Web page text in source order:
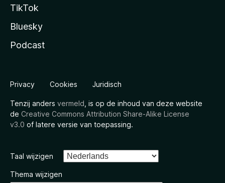
TikTok
Bluesky
Podcast
Privacy Cookies Juridisch
Tenzij anders vermeld , is op de inhoud van deze website
de Creative Commons Attribution Share-Alike License
v3.0 of latere versie van toepassing.
Taal wijzigen
Thema wijzigen